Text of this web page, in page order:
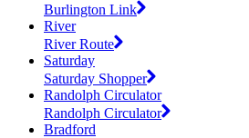
Burlington Link
River
River Route
Saturday
Saturday Shopper
Randolph Circulator
Randolph Circulator
Bradford